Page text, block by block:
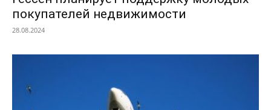
покупателей недвижимости
28.08.2024